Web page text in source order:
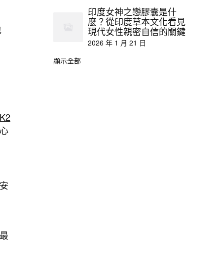
印度女神之戀膠囊是什
麼？從印度草本文化看見
現代女性親密自信的關鍵
2026 年 1 月 21 日
顯示全部